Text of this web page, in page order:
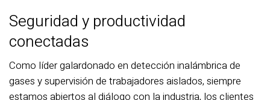
Seguridad y productividad
conectadas
Como líder galardonado en detección inalámbrica de
gases y supervisión de trabajadores aislados, siempre
estamos abiertos al diálogo con la industria, los clientes